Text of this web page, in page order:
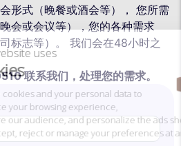
data to
the ads shown to you. You
your preferences at any time.
by
Settings Accept and close
形式（晚餐或酒会等）， 您所需
会或会议等），您的各种需求
标志等）。 我们会在48小时之
联系我们，处理您的需求。